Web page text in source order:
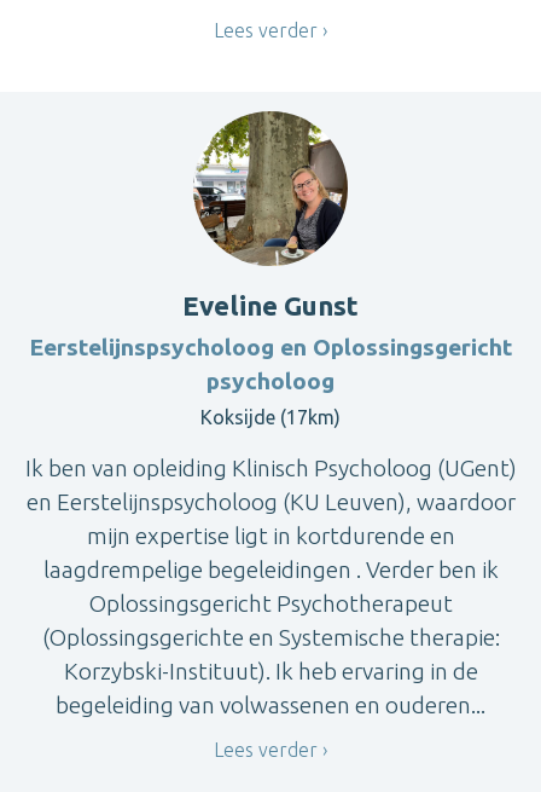
Lees verder
Eveline Gunst
Eerstelijnspsycholoog en Oplossingsgericht
psycholoog
Koksijde (17km)
Ik ben van opleiding Klinisch Psycholoog (UGent)
en Eerstelijnspsycholoog (KU Leuven), waardoor
mijn expertise ligt in kortdurende en
laagdrempelige begeleidingen . Verder ben ik
Oplossingsgericht Psychotherapeut
(Oplossingsgerichte en Systemische therapie:
Korzybski-Instituut). Ik heb ervaring in de
begeleiding van volwassenen en ouderen...
Lees verder